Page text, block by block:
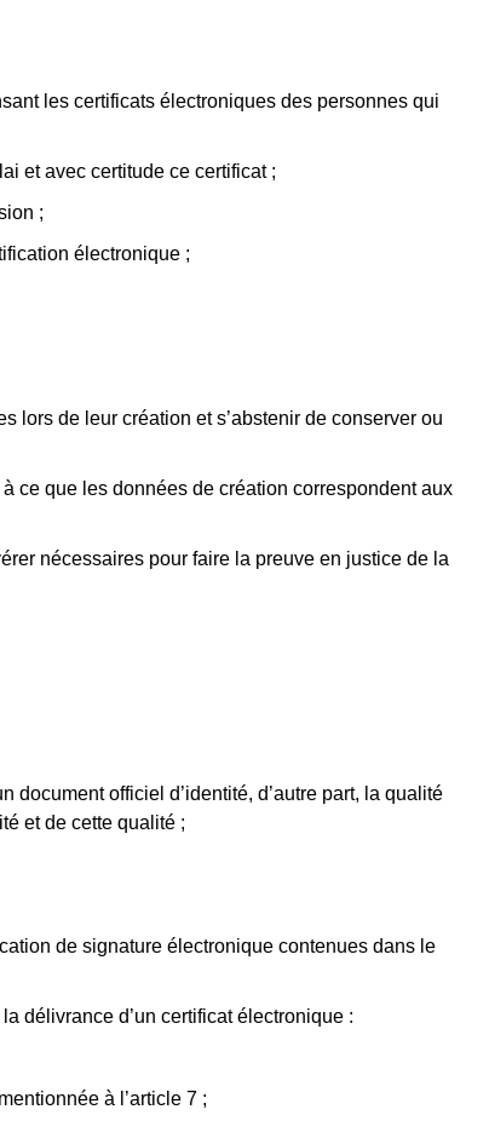
les certificats électroniques des personnes qui
et avec certitude ce certificat ;
;
électronique ;
lors de leur création et s’abstenir de conserver ou
ce que les données de création correspondent aux
nécessaires pour faire la preuve en justice de la
document officiel d’identité, d’autre part, la qualité
et de cette qualité ;
de signature électronique contenues dans le
délivrance d’un certificat électronique :
à l’article 7 ;